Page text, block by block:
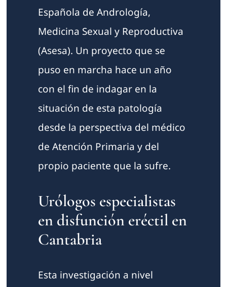
Española de Andrología,
Medicina Sexual y Reproductiva
(Asesa). Un proyecto que se
puso en marcha hace un año
con el fin de indagar en la
situación de esta patología
desde la perspectiva del médico
de Atención Primaria y del
propio paciente que la sufre.
Urólogos especialistas
en disfunción eréctil en
Cantabria
Esta investigación a nivel